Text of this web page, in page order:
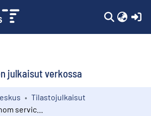
julkaisut verkossa
Tilastojulkaisut